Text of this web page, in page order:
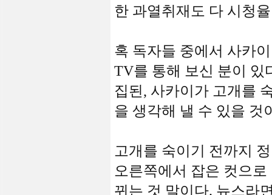
한 과열취재도 다 시청
혹 독자들 중에서 사카
TV를 통해 보신 분이 있
집된, 사카이가 고개를
을 생각해 낼 수 있을 것
고개를 숙이기 전까지
오른쪽에서 잡은 컷으
뀌는 것 말이다. 뉴스라